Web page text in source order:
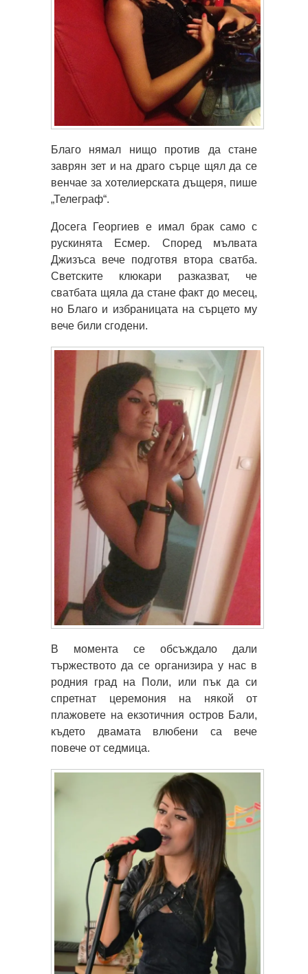
Благо нямал нищо против да стане
заврян зет и на драго сърце щял да се
венчае за хотелиерската дъщеря, пише
„Телеграф“.
Досега Георгиев е имал брак само с
рускинята Есмер. Според мълвата
Джизъса вече подготвя втора сватба.
Светските клюкари разказват, че
сватбата щяла да стане факт до месец,
но Благо и избраницата на сърцето му
вече били сгодени.
В момента се обсъждало дали
тържеството да се организира у нас в
родния град на Поли, или пък да си
спретнат церемония на някой от
плажовете на екзотичния остров Бали,
където двамата влюбени са вече
повече от седмица.